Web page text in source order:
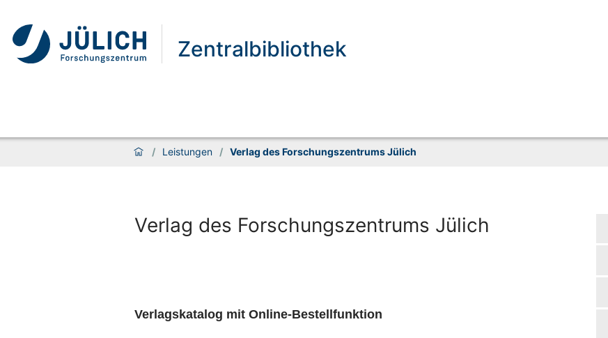
Zentralbibliothek
/ Leistungen / Verlag des Forschungszentrums Jülich
Verlag des Forschungszentrums Jülich
Verlagskatalog mit Online-Bestellfunktion